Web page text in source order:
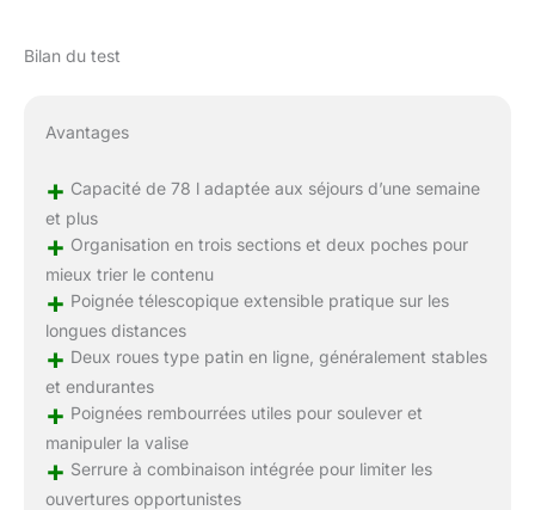
Bilan du test
Avantages
+ Capacité de 78 l adaptée aux séjours d’une semaine
et plus
+ Organisation en trois sections et deux poches pour
mieux trier le contenu
+ Poignée télescopique extensible pratique sur les
longues distances
+ Deux roues type patin en ligne, généralement stables
et endurantes
+ Poignées rembourrées utiles pour soulever et
manipuler la valise
+ Serrure à combinaison intégrée pour limiter les
ouvertures opportunistes